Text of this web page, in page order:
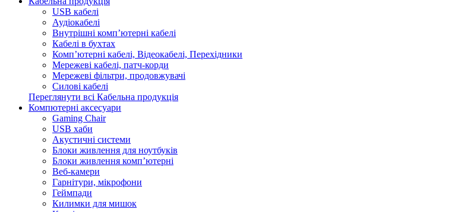
USB кабелі
Аудіокабелі
Внутрішні комп’ютерні кабелі
Кабелі в бухтах
Комп’ютерні кабелі, Відеокабелі, Перехідники
Мережеві кабелі, патч-корди
Мережеві фільтри, продовжувачі
Силові кабелі
Переглянути всі Кабельна продукція
Компютерні аксесуари
Gaming Chair
USB хаби
Акустичні системи
Блоки живлення для ноутбуків
Блоки живлення комп’ютерні
Веб-камери
Гарнітури, мікрофони
Геймпади
Килимки для мишок